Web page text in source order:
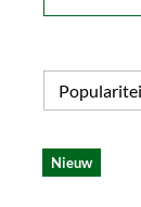
Nieuw